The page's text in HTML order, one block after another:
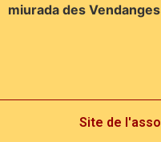
miurada des
Site de